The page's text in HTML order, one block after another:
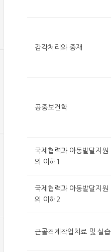
감각처리와 중재
공중보건학
국제협력과 아동발달지원
의 이해1
국제협력과 아동발달지원
의 이해2
근골격계작업치료 및 실습